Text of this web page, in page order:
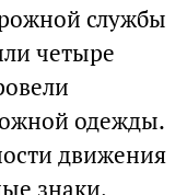
службы
четыре
одежды.
движения
знаки,